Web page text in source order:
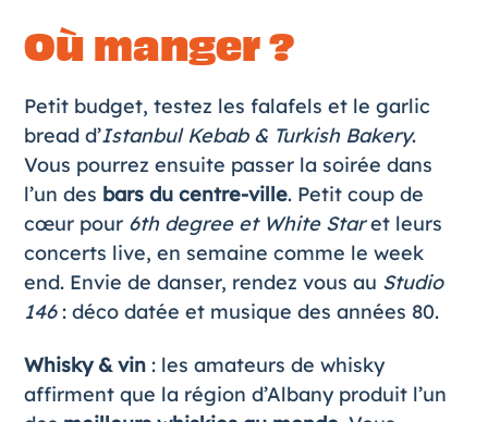
Où manger ?
Petit budget, testez les falafels et le garlic
bread d’Istanbul Kebab & Turkish Bakery.
Vous pourrez ensuite passer la soirée dans
l’un des bars du centre-ville. Petit coup de
cœur pour 6th degree et White Staret leurs
concerts live, en semaine comme le week
end. Envie de danser, rendez vous au Studio
146: déco datée et musique des années 80.
Whisky & vin: les amateurs de whisky
affirment que la région d’Albany produit l’un